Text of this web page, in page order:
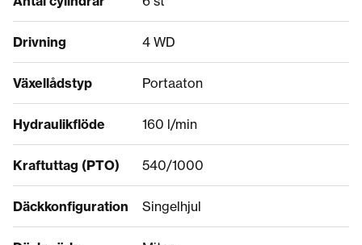
Drivning 4 WD
Växellådstyp Portaaton
Hydraulikflöde 160 l/min
Kraftuttag (PTO) 540/1000
Däckkonfiguration Singelhjul